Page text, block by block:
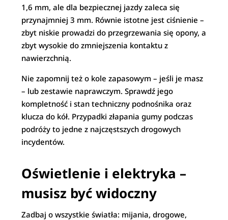
1,6 mm, ale dla bezpiecznej jazdy zaleca się
przynajmniej 3 mm. Równie istotne jest ciśnienie –
zbyt niskie prowadzi do przegrzewania się opony, a
zbyt wysokie do zmniejszenia kontaktu z
nawierzchnią.
Nie zapomnij też o kole zapasowym – jeśli je masz
– lub zestawie naprawczym. Sprawdź jego
kompletność i stan techniczny podnośnika oraz
klucza do kół. Przypadki złapania gumy podczas
podróży to jedne z najczęstszych drogowych
incydentów.
Oświetlenie i elektryka –
musisz być widoczny
Zadbaj o wszystkie światła: mijania, drogowe,